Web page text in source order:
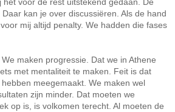
kan je over discussiëren. Als de hand
mij altijd penalty. We hadden die fases
maken progressie. Dat we in Athene
met mentaliteit te maken. Feit is dat
meegemaakt. We maken wel
zijn minder. Dat moeten we
op is, is volkomen terecht. Al moeten de